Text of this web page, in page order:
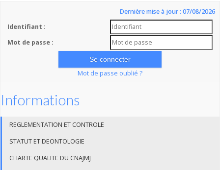
Dernière mise à jour : 07/08/2026
Identifiant :
Mot de passe :
Mot de passe oublié ?
Informations
REGLEMENTATION ET CONTROLE
STATUT ET DEONTOLOGIE
CHARTE QUALITE DU CNAJMJ